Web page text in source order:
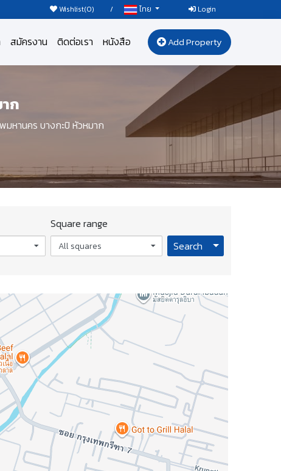
Wishlist(0) / ไทย Login
สมัครงาน ติดต่อเรา หนังสือ Add Property
ก
มหานคร บางกะปิ หัวหมาก
Square range
All squares Search Toggle